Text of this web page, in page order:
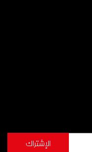
الإشتراك